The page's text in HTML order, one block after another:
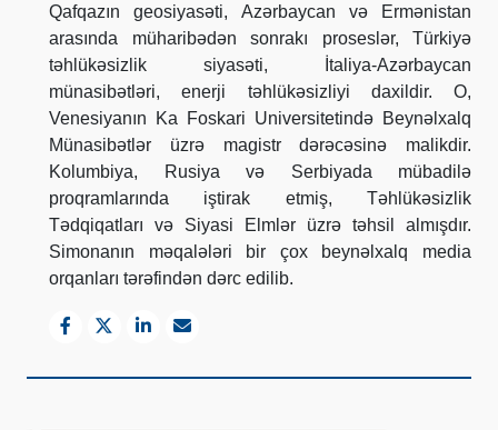
Qafqazın geosiyasəti, Azərbaycan və Ermənistan
arasında müharibədən sonrakı proseslər, Türkiyə
təhlükəsizlik siyasəti, İtaliya-Azərbaycan
münasibətləri, enerji təhlükəsizliyi daxildir. O,
Venesiyanın Ka Foskari Universitetində Beynəlxalq
Münasibətlər üzrə magistr dərəcəsinə malikdir.
Kolumbiya, Rusiya və Serbiyada mübadilə
proqramlarında iştirak etmiş, Təhlükəsizlik
Tədqiqatları və Siyasi Elmlər üzrə təhsil almışdır.
Simonanın məqalələri bir çox beynəlxalq media
orqanları tərəfindən dərc edilib.